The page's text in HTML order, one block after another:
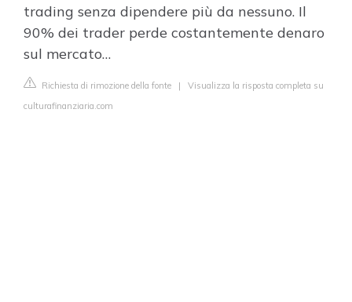
trading senza dipendere più da nessuno. Il
90% dei trader perde costantemente denaro
sul mercato…
Richiesta di rimozione della fonte | Visualizza la risposta completa su
culturafinanziaria.com